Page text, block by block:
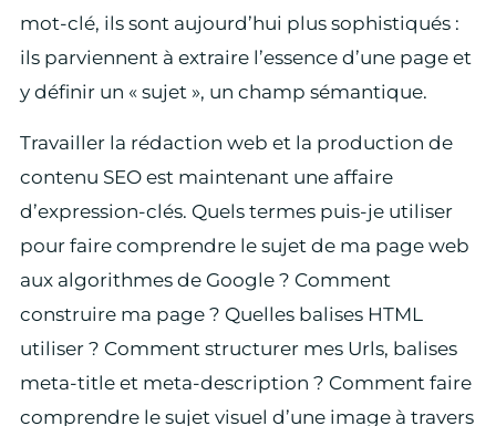
mot-clé, ils sont aujourd’hui plus sophistiqués :
ils parviennent à extraire l’essence d’une page et
y définir un « sujet », un champ sémantique.
Travailler la rédaction web et la production de
contenu SEO est maintenant une affaire
d’expression-clés. Quels termes puis-je utiliser
pour faire comprendre le sujet de ma page web
aux algorithmes de Google ? Comment
construire ma page ? Quelles balises HTML
utiliser ? Comment structurer mes Urls, balises
meta-title et meta-description ? Comment faire
comprendre le sujet visuel d’une image à travers